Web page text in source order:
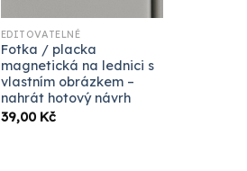
EDITOVATELNÉ
Fotka / placka
magnetická na lednici s
vlastním obrázkem –
nahrát hotový návrh
39,00 Kč